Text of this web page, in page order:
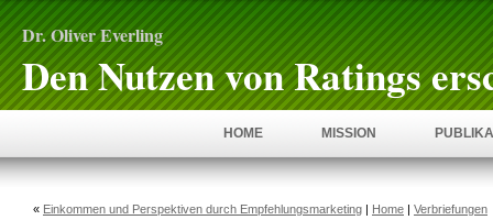
Dr. Oliver Everling
Den Nutzen von Ratings
HOME MISSION
« Einkommen und Perspektiven durch Empfehlungsmarketing | Home | Verbriefungen